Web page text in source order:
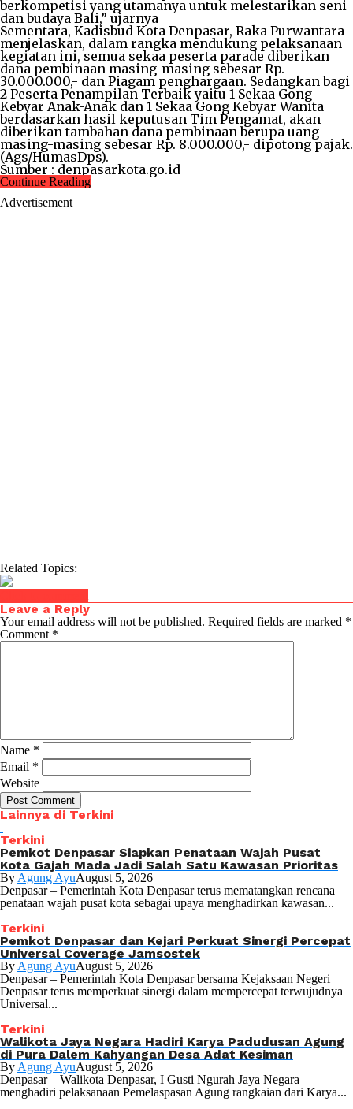
berkompetisi yang utamanya untuk melestarikan seni
dan budaya Bali,” ujarnya
Sementara, Kadisbud Kota Denpasar, Raka Purwantara
menjelaskan, dalam rangka mendukung pelaksanaan
kegiatan ini, semua sekaa peserta parade diberikan
dana pembinaan masing-masing sebesar Rp.
30.000.000,- dan Piagam penghargaan. Sedangkan bagi
2 Peserta Penampilan Terbaik yaitu 1 Sekaa Gong
Kebyar Anak-Anak dan 1 Sekaa Gong Kebyar Wanita
berdasarkan hasil keputusan Tim Pengamat, akan
diberikan tambahan dana pembinaan berupa uang
masing-masing sebesar Rp. 8.000.000,- dipotong pajak.
(Ags/HumasDps).
Sumber : denpasarkota.go.id
Continue Reading
Advertisement
Related Topics:
Leave a Reply
Your email address will not be published. Required fields are marked *
Comment *
Name *
Email *
Website
Lainnya di Terkini
Terkini
Pemkot Denpasar Siapkan Penataan Wajah Pusat
Kota Gajah Mada Jadi Salah Satu Kawasan Prioritas
By Agung AyuAugust 5, 2026
Denpasar – Pemerintah Kota Denpasar terus mematangkan rencana
penataan wajah pusat kota sebagai upaya menghadirkan kawasan...
Terkini
Pemkot Denpasar dan Kejari Perkuat Sinergi Percepat
Universal Coverage Jamsostek
By Agung AyuAugust 5, 2026
Denpasar – Pemerintah Kota Denpasar bersama Kejaksaan Negeri
Denpasar terus memperkuat sinergi dalam mempercepat terwujudnya
Universal...
Terkini
Walikota Jaya Negara Hadiri Karya Padudusan Agung
di Pura Dalem Kahyangan Desa Adat Kesiman
By Agung AyuAugust 5, 2026
Denpasar – Walikota Denpasar, I Gusti Ngurah Jaya Negara
menghadiri pelaksanaan Pemelaspasan Agung rangkaian dari Karya...